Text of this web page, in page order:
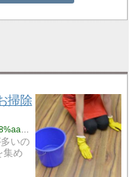
掃除
https://teinen.xyz/2017/11/09/%e3%80%8c%e8%aa%b0%e3%81%a7%e3%82%82%e7%b0%a1%e5%8d%98%e3%81%ab%e3%82%84%e3%82%8b%e6%b0%97%e3%81%ab%e3%81%aa%e3%82%8c%e3%82%8b%e3%81%8a%e6%8e%83%e9%99%a4%e6%96%b9%e6%b3%95%e3%80%8d%e3%82%92%e8%80%83/
いの
集め